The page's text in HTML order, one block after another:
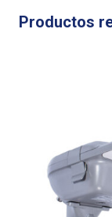
Productos